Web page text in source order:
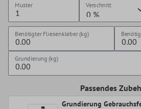
Muster Verschnitt
Benötigter Fliesenkleber (kg)
Grundierung (kg)
Passendes
Grundierung